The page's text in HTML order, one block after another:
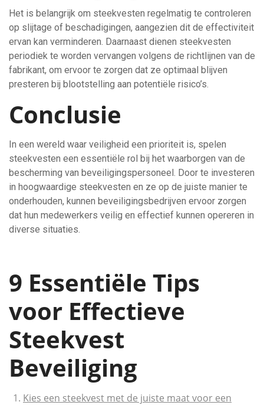
Het is belangrijk om steekvesten regelmatig te controleren
op slijtage of beschadigingen, aangezien dit de effectiviteit
ervan kan verminderen. Daarnaast dienen steekvesten
periodiek te worden vervangen volgens de richtlijnen van de
fabrikant, om ervoor te zorgen dat ze optimaal blijven
presteren bij blootstelling aan potentiële risico’s.
Conclusie
In een wereld waar veiligheid een prioriteit is, spelen
steekvesten een essentiële rol bij het waarborgen van de
bescherming van beveiligingspersoneel. Door te investeren
in hoogwaardige steekvesten en ze op de juiste manier te
onderhouden, kunnen beveiligingsbedrijven ervoor zorgen
dat hun medewerkers veilig en effectief kunnen opereren in
diverse situaties.
9 Essentiële Tips
voor Effectieve
Steekvest
Beveiliging
Kies een steekvest met de juiste maat voor een